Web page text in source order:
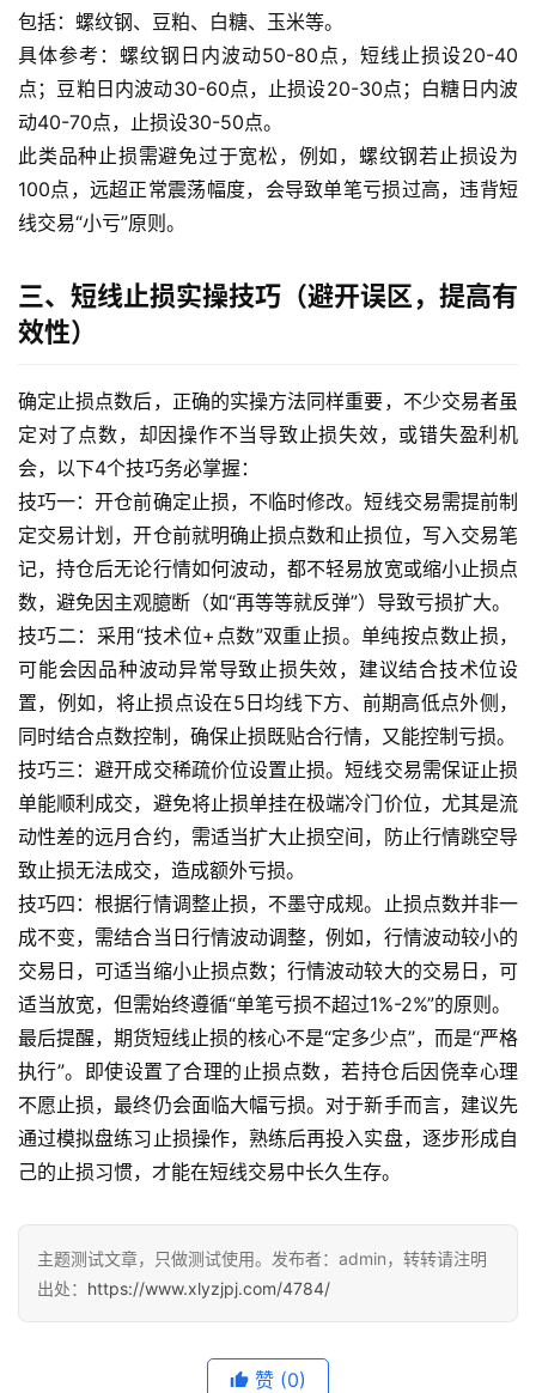
原
油
期
货
行
情
油
直
国
内
期
货
国
际
期
货
投
资
入
门
包括：螺纹钢、豆粕、白糖、玉米等。
具体参考：螺纹钢日内波动50-80点，短线止损设20-40
点；豆粕日内波动30-60点，止损设20-30点；白糖日内波
动40-70点，止损设30-50点。
此类品种止损需避免过于宽松，例如，螺纹钢若止损设为
100点，远超正常震荡幅度，会导致单笔亏损过高，违背短
线交易“小亏”原则。
三、短线止损实操技巧（避开误区，提高有
效性）
确定止损点数后，正确的实操方法同样重要，不少交易者虽
定对了点数，却因操作不当导致止损失效，或错失盈利机
会，以下4个技巧务必掌握：
技巧一：开仓前确定止损，不临时修改。短线交易需提前制
定交易计划，开仓前就明确止损点数和止损位，写入交易笔
记，持仓后无论行情如何波动，都不轻易放宽或缩小止损点
数，避免因主观臆断（如“再等等就反弹”）导致亏损扩大。
技巧二：采用“技术位+点数”双重止损。单纯按点数止损，
可能会因品种波动异常导致止损失效，建议结合技术位设
置，例如，将止损点设在5日均线下方、前期高低点外侧，
同时结合点数控制，确保止损既贴合行情，又能控制亏损。
技巧三：避开成交稀疏价位设置止损。短线交易需保证止损
单能顺利成交，避免将止损单挂在极端冷门价位，尤其是流
动性差的远月合约，需适当扩大止损空间，防止行情跳空导
致止损无法成交，造成额外亏损。
技巧四：根据行情调整止损，不墨守成规。止损点数并非一
成不变，需结合当日行情波动调整，例如，行情波动较小的
交易日，可适当缩小止损点数；行情波动较大的交易日，可
适当放宽，但需始终遵循“单笔亏损不超过1%-2%”的原则。
最后提醒，期货短线止损的核心不是“定多少点”，而是“严格
执行”。即使设置了合理的止损点数，若持仓后因侥幸心理
不愿止损，最终仍会面临大幅亏损。对于新手而言，建议先
通过模拟盘练习止损操作，熟练后再投入实盘，逐步形成自
己的止损习惯，才能在短线交易中长久生存。
主题测试文章，只做测试使用。发布者：admin，转转请注明
出处： https://www.xlyzjpj.com/4784/
赞 (0)